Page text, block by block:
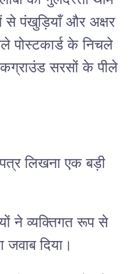
पंखुड़ियाँ और अक्षर
पोस्टकार्ड के निचले
सरसों के पीले
लिखना एक बड़ी
ने व्यक्तिगत रूप से
दिया।